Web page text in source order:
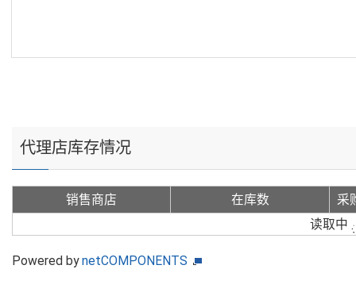
代理店库存情况
销售商店 在库数
采
读取中
Powered bynetCOMPONENTS